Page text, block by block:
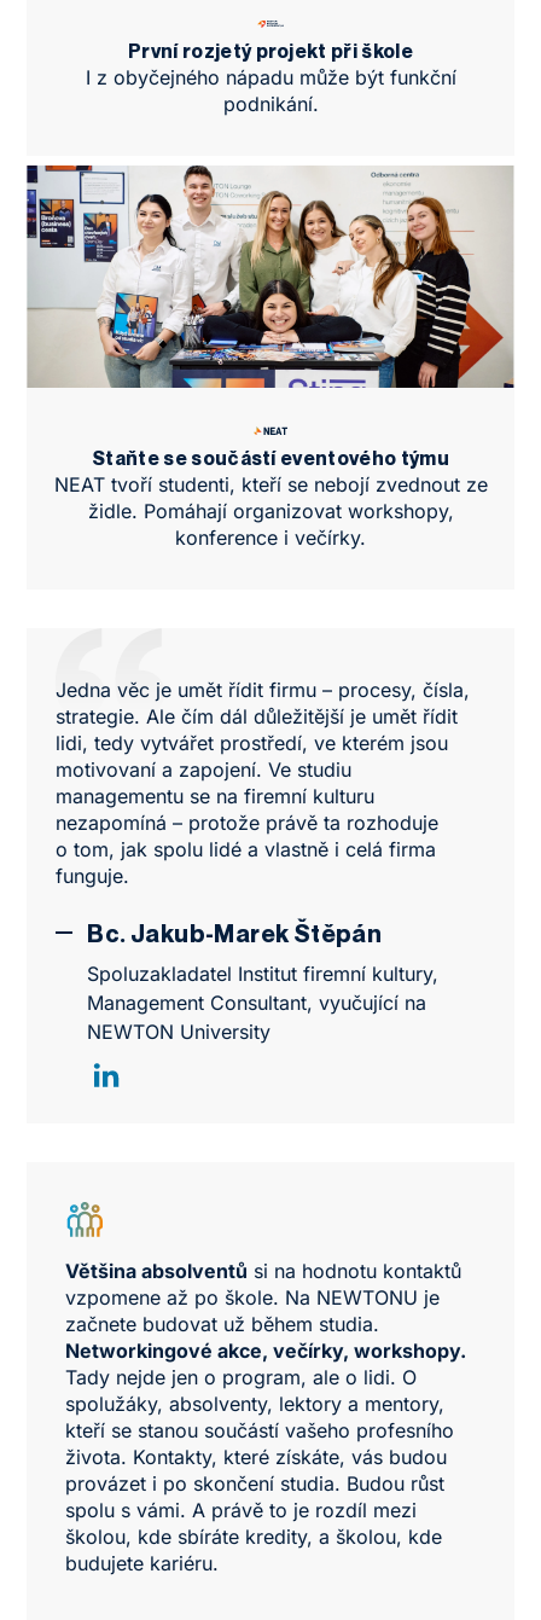
První rozjetý projekt při škole
I z obyčejného nápadu může být funkční
podnikání.
Staňte se součástí eventového týmu
NEAT tvoří studenti, kteří se nebojí zvednout ze
židle. Pomáhají organizovat workshopy,
konference i večírky.
Jedna věc je umět řídit firmu – procesy, čísla,
strategie. Ale čím dál důležitější je umět řídit
lidi, tedy vytvářet prostředí, ve kterém jsou
motivovaní a zapojení. Ve studiu
managementu se na firemní kulturu
nezapomíná – protože právě ta rozhoduje
o tom, jak spolu lidé a vlastně i celá firma
funguje.
Bc. Jakub-Marek Štěpán
Spoluzakladatel Institut firemní kultury,
Management Consultant, vyučující na
NEWTON University
Většina absolventů si na hodnotu kontaktů
vzpomene až po škole. Na NEWTONU je
začnete budovat už během studia.
Networkingové akce, večírky, workshopy.
Tady nejde jen o program, ale o lidi. O
spolužáky, absolventy, lektory a mentory,
kteří se stanou součástí vašeho profesního
života. Kontakty, které získáte, vás budou
provázet i po skončení studia. Budou růst
spolu s vámi. A právě to je rozdíl mezi
školou, kde sbíráte kredity, a školou, kde
budujete kariéru.